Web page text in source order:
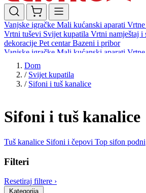
Vanjske igračke Mali kućanski aparati Vrtne
Vrtni tuševi Svijet kupatila Vrtni namještaj i
dekoracije Pet centarBazeni i pribor
Vanjske igračke Mali kućanski aparati Vrtne
Vrtni tuševi
dekoracijePet centar
Dom
/ Svijet kupatila
/ Sifoni i tuš kanalice
Sifoni i tuš kanalice
Tuš kanalice Sifoni i čepovi Top sifon podni
Filteri
Resetiraj filtere ›
Kategorija